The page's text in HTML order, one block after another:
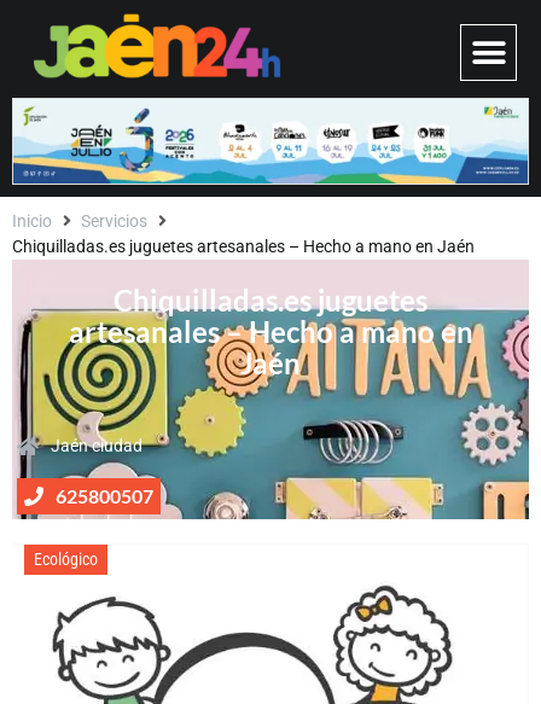
Inicio
Servicios
Chiquilladas.es juguetes artesanales – Hecho a mano en Jaén
Chiquilladas.es juguetes
artesanales – Hecho a mano en
Jaén
Jaén ciudad
625800507
Ecológico